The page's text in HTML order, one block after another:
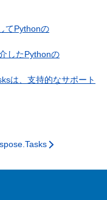
てPythonの
したPythonの
は、支持的なサポート